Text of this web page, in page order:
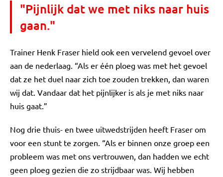
"Pijnlijk dat we met niks naar huis
gaan."
Trainer Henk Fraser hield ook een vervelend gevoel over
aan de nederlaag. “Als er één ploeg was met het gevoel
dat ze het duel naar zich toe zouden trekken, dan waren
wij dat. Vandaar dat het pijnlijker is als je met niks naar
huis gaat.”
Nog drie thuis- en twee uitwedstrijden heeft Fraser om
voor een stunt te zorgen. “Als er binnen onze groep een
probleem was met ons vertrouwen, dan hadden we echt
geen ploeg gezien die zo strijdbaar was. Wij hebben